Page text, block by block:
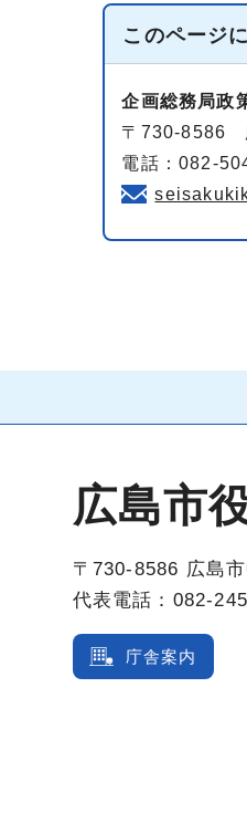
このページ
企画総務局政
〒730-8586
電話：082-
広島市
〒730-8586 広島
代表電話：082-
庁舎案内